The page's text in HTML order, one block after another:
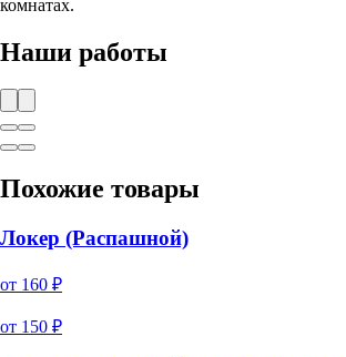
комнатах.
Наши работы
Похожие товары
Локер (Распашной)
от 160 ₽
от 150 ₽